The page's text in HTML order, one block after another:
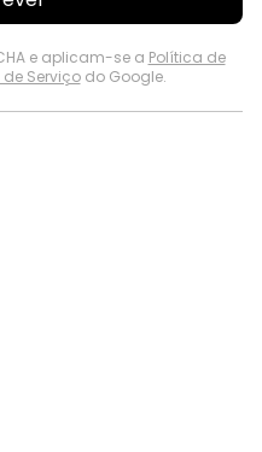
e aplicam-se a Política de
Serviçodo Google.